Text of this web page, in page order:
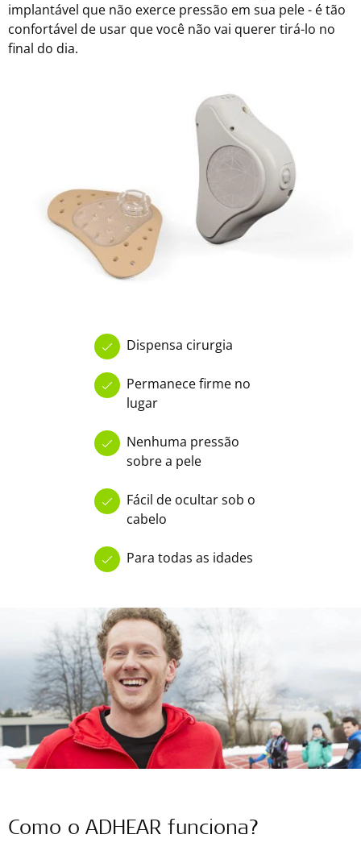
implantável que não exerce pressão em sua pele - é tão
confortável de usar que você não vai querer tirá-lo no
final do dia.
Dispensa cirurgia
Permanece firme no
lugar
Nenhuma pressão
sobre a pele
Fácil de ocultar sob o
cabelo
Para todas as idades
Como o ADHEAR funciona?